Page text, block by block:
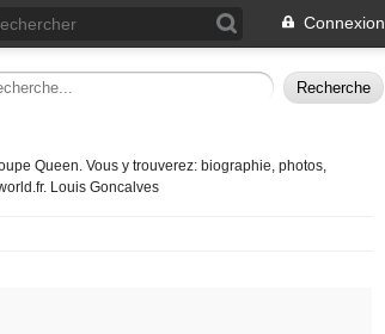
Connexion
Queen. Vous y trouverez: biographie, photos,
Louis Goncalves